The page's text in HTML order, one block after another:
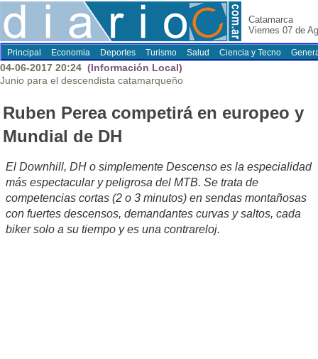
Catamarca
Viernes 07 de
Principal Economia Deportes Turismo Salud Ciencia y Tecno
04-06-2017 20:24 (Información Local)
Junio para el descendista catamarqueño
Ruben Perea competirá en europeo y
Mundial de DH
El Downhill, DH o simplemente Descenso es la especialidad
más espectacular y peligrosa del MTB. Se trata de
competencias cortas (2 o 3 minutos) en sendas montañosas
con fuertes descensos, demandantes curvas y saltos, cada
biker solo a su tiempo y es una contrareloj.